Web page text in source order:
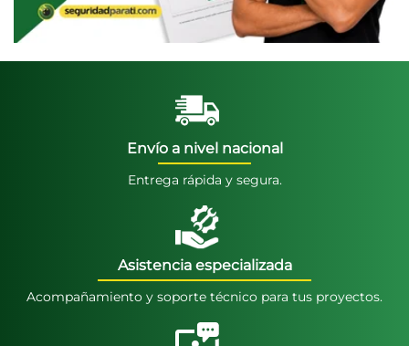
Envío a nivel nacional
Entrega rápida y segura.
Asistencia especializada
Acompañamiento y soporte técnico para tus proyectos.